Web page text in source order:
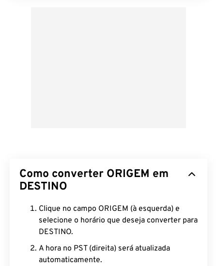
Como converter ORIGEM em
DESTINO
Clique no campo ORIGEM (à esquerda) e
selecione o horário que deseja converter para
DESTINO.
A hora no PST (direita) será atualizada
automaticamente.